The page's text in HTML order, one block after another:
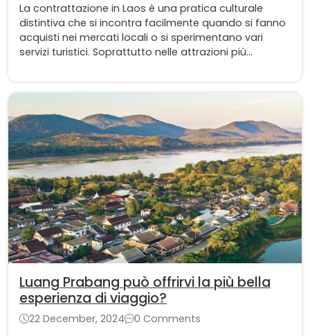
La contrattazione in Laos è una pratica culturale
distintiva che si incontra facilmente quando si fanno
acquisti nei mercati locali o si sperimentano vari
servizi turistici. Soprattutto nelle attrazioni più
contatto con la gente del posto.
Luang Prabang può offrirvi la più bella
esperienza di viaggio?
22 December, 2024
0 Comments